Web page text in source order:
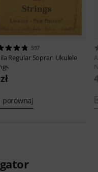
597
Regular Sopran Ukulele
porównaj